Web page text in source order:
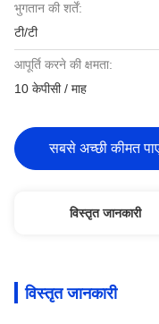
भुगतान की शर्तें:
टी/टी
आपूर्ति करने की क्षमता:
10 केपीसी / माह
सबसे अच्छी कीमत
विस्तृत जानकारी
विस्तृत जानकारी